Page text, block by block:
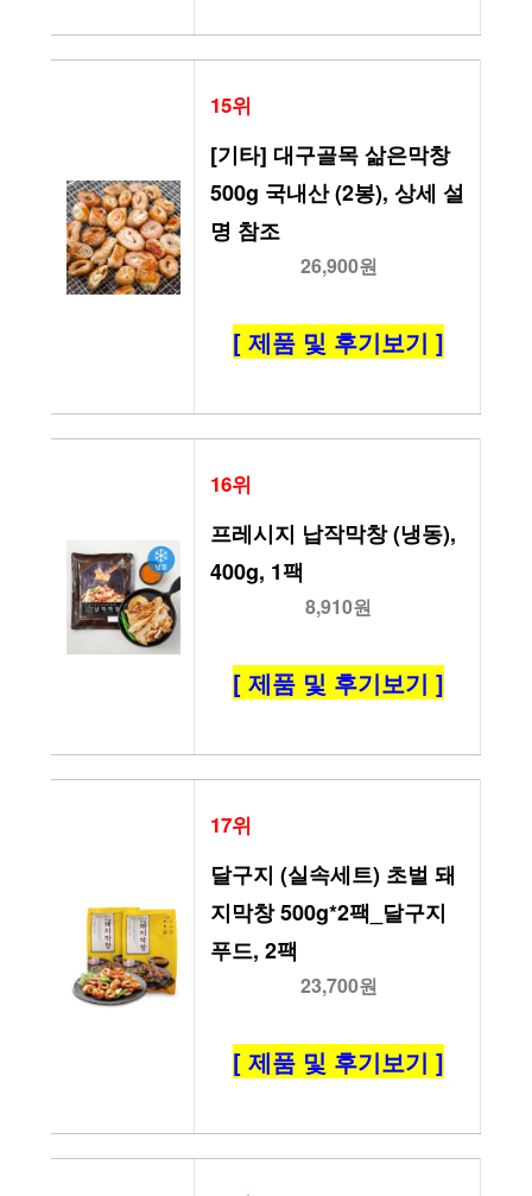
15위
[기타] 대구골목 삶은막창
500g 국내산 (2봉), 상세 설
명 참조
26,900원
[ 제품 및 후기보기 ]
16위
프레시지 납작막창 (냉동),
400g, 1팩
8,910원
[ 제품 및 후기보기 ]
17위
달구지 (실속세트) 초벌 돼
지막창 500g*2팩_달구지
푸드, 2팩
23,700원
[ 제품 및 후기보기 ]